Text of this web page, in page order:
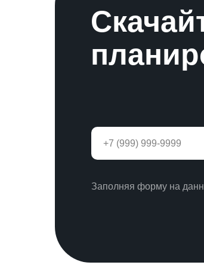
Заполняя форму на